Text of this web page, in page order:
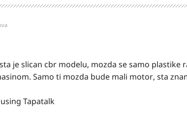
je slican cbr modelu, mozda se samo
Samo ti mozda bude mali motor, sta
Tapatalk